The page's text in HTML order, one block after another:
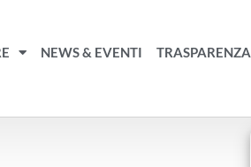
NEWS & EVENTI TRASPARENZA